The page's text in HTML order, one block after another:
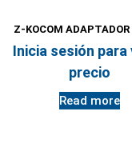
Z-KOCOM
Inicia sesión para
precio
Read more